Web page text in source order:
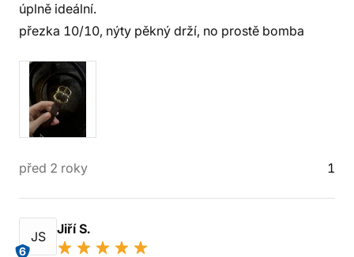
úplně ideální.
přezka 10/10, nýty pěkný drží, no prostě bomba
před 2 roky 1
JS
6
Jiří S.